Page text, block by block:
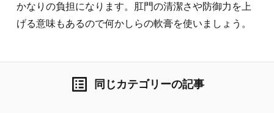
かなりの負担になります。肛門の清潔さや防御力を上
げる意味もあるので何かしらの軟膏を使いましょう。
list_alt 同じカテゴリーの記事